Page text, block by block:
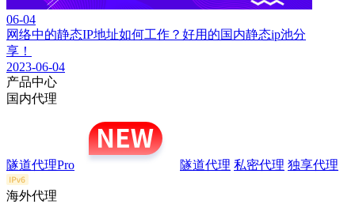
06-04
网络中的静态IP地址如何工作？好用的国内静态ip池分
享！
2023-06-04
产品中心
国内代理
隧道代理Pro 隧道代理 私密代理 独享代理
海外代理